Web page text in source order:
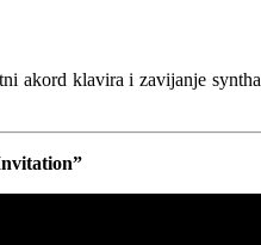
akord klavira i zavijanje